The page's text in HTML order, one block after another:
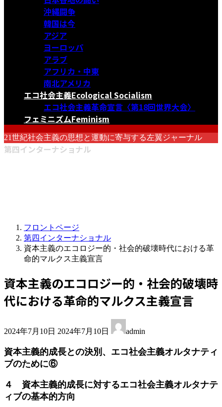
沖縄闘争
韓国は今
アジア
ヨーロッパ
アラブ
アフリカ・中東
南北アメリカ
エコ社会主義Ecological Socialism
エコ社会主義革命宣言〈第18回世界大会〉
フェミニズムFeminism
21世紀社会主義の思想と運動に寄与する左翼ジャーナル
第四インターナショナル
フロントページ
第四インターナショナル
資本主義のエコロジー的・社会的破壊時代における革
命的マルクス主義宣言
資本主義のエコロジー的・社会的破壊時
代における革命的マルクス主義宣言
2024年7月10日 終
新
日
:
2024年7月10日 admin
資本主義的成長との決別、エコ社会主義オルタナティ
ブのために⑥
４ 資本主義的成長に対するエコ社会主義オルタナテ
ィブの基本的方向